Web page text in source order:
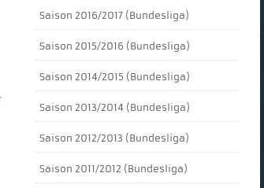
Saison 2016/2017 (Bundesliga)
Saison 2015/2016 (Bundesliga)
Saison 2014/2015 (Bundesliga)
Saison 2013/2014 (Bundesliga)
Saison 2012/2013 (Bundesliga)
Saison 2011/2012 (Bundesliga)